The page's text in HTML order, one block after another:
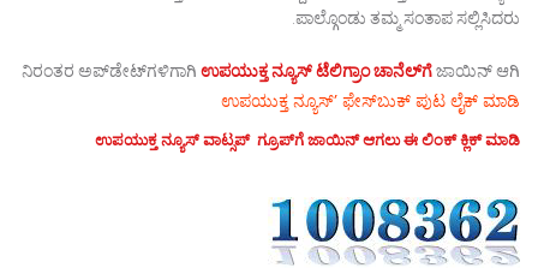
ಪಾಲ್ಗೊಂಡು ತಮ್ಮ ಸಂತಾಪ ಸಲ್ಲಿಸಿದರು.
ನಿರಂತರ ಅಪ್‌ಡೇಟ್‌ಗಳಿಗಾಗಿ ಉಪಯುಕ್ತ ನ್ಯೂಸ್‌ ಟೆಲಿಗ್ರಾಂ ಚಾನೆಲ್‌ಗೆ ಜಾಯಿನ್‌ ಆಗಿ
ಉಪಯುಕ್ತ ನ್ಯೂಸ್‌’ ಫೇಸ್‌ಬುಕ್ ಪುಟ ಲೈಕ್ ಮಾಡಿ
ಉಪಯುಕ್ತ ನ್ಯೂಸ್‌ ವಾಟ್ಸಪ್‌ ಗ್ರೂಪ್‌ಗೆ ಜಾಯಿನ್ ಆಗಲು ಈ ಲಿಂಕ್ ಕ್ಲಿಕ್ ಮಾಡಿ